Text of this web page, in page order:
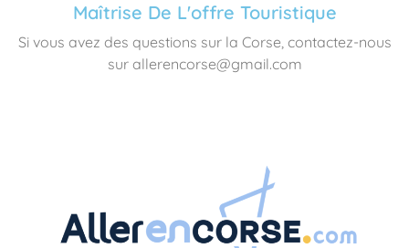
Maîtrise De L'offre Touristique
Si vous avez des questions sur la Corse, contactez-nous
sur allerencorse@gmail.com